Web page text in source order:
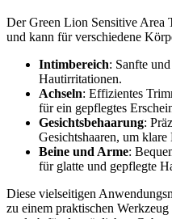
Der Green Lion Sensitive Area
und kann für verschiedene
Intimbereich: Sanfte
Hautirritationen.
Achseln: Effizientes
für ein gepflegtes
Gesichtsbehaarung:
Gesichtshaaren, um
Beine und Arme:
für glatte und gepflegte
Diese vielseitigen
zu einem praktischen